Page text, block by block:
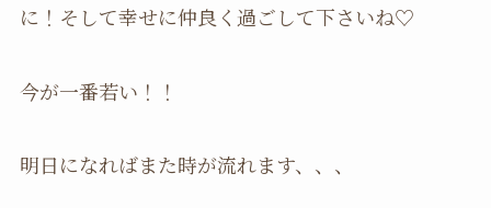
に！そして幸せに仲良く過ごして下さいね♡
今が一番若い！！
明日になればまた時が流れます、、、